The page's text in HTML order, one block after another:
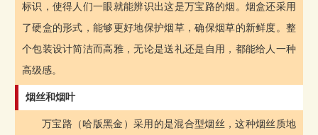
标识，使得人们一眼就能辨识出这是万宝路的烟。烟盒还采用
了硬盒的形式，能够更好地保护烟草，确保烟草的新鲜度。整
个包装设计简洁而高雅，无论是送礼还是自用，都能给人一种
高级感。
烟丝和烟叶
万宝路（哈版黑金）采用的是混合型烟丝，这种烟丝质地